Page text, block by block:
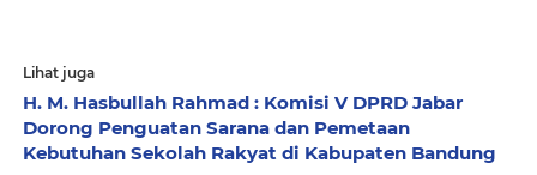
Lihat juga
H. M. Hasbullah Rahmad : Komisi V DPRD Jabar
Dorong Penguatan Sarana dan Pemetaan
Kebutuhan Sekolah Rakyat di Kabupaten Bandung